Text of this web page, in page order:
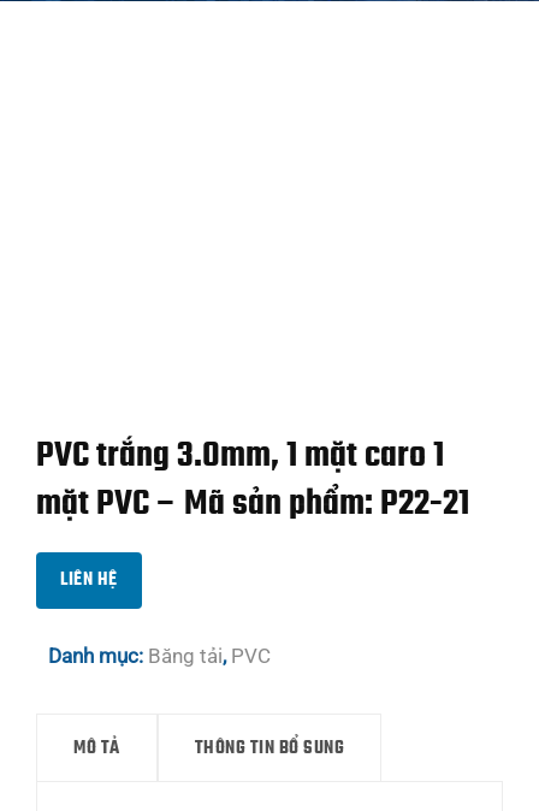
PVC trắng 3.0mm, 1 mặt caro 1
mặt PVC – Mã sản phẩm: P22-21
LIÊN HỆ
Danh mục: Băng tải, PVC
MÔ TẢ THÔNG TIN BỔ SUNG